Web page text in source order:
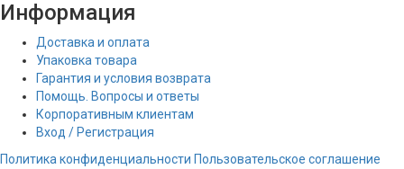
Информация
Доставка и оплата
Упаковка товара
Гарантия и условия возврата
Помощь. Вопросы и ответы
Корпоративным клиентам
Вход / Регистрация
Политика конфиденциальности Пользовательское соглашение